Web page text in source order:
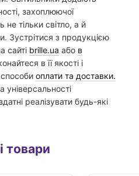
захоплюючої
не тільки світло, а й
Зустрітися з продукцією
сайті brille.ua або в
в її якості і
оплати та доставки.
універсальності
реалізувати будь-які
товари